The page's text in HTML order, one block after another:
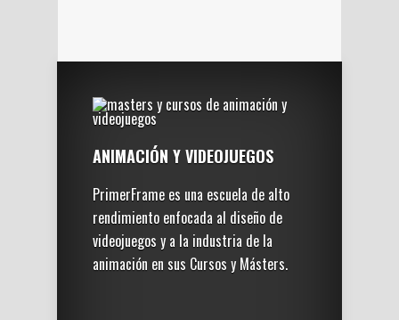
ANIMACIÓN Y VIDEOJUEGOS
PrimerFrame es una escuela de alto
rendimiento enfocada al diseño de
videojuegos y a la industria de la
animación en sus Cursos y Másters.